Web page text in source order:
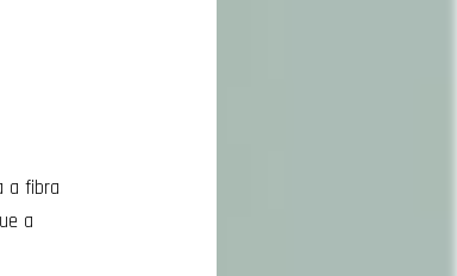
a fibra
a